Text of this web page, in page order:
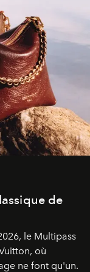
de
le Multipass
où
ne font qu'un.